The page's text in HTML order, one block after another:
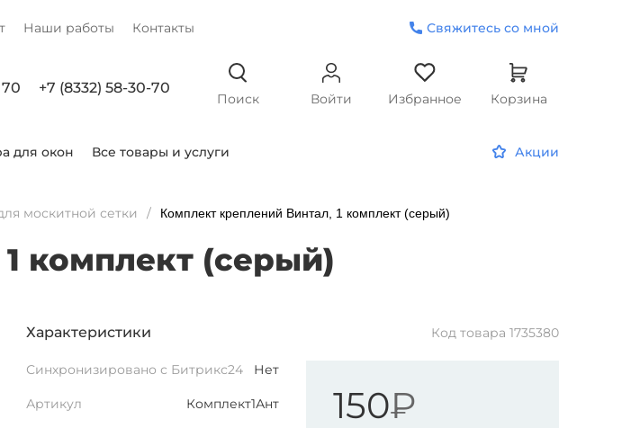
Наши работы Контакты Свяжитесь со мной
+7 (8332) 58-30-70
Поиск Войти Избранное Корзина
для окон Все товары и услуги Акции
москитной сетки Комплект креплений Винтал, 1 комплект (серый)
комплект (серый)
Характеристики Код товара 1735380
Синхронизировано с Битрикс24 Нет
Артикул Комплект1Ант 150₽